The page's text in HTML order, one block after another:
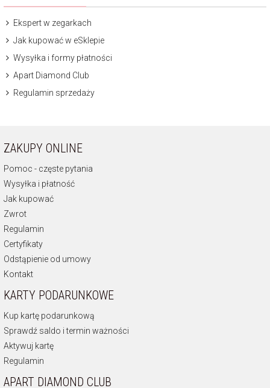
Ekspert w zegarkach
Jak kupować w eSklepie
Wysyłka i formy płatności
Apart Diamond Club
Regulamin sprzedaży
ZAKUPY ONLINE
Pomoc - częste pytania
Wysyłka i płatność
Jak kupować
Zwrot
Regulamin
Certyfikaty
Odstąpienie od umowy
Kontakt
KARTY PODARUNKOWE
Kup kartę podarunkową
Sprawdź saldo i termin ważności
Aktywuj kartę
Regulamin
APART DIAMOND CLUB